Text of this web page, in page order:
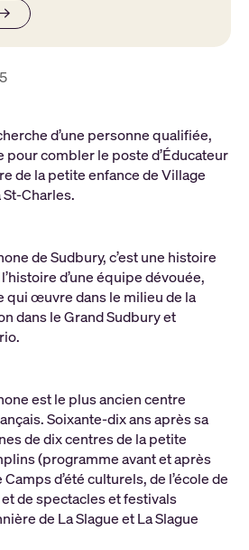
d’une personne qualifiée,
combler le poste d’Éducateur
de la petite enfance de Village
Charles.
de Sudbury, c’est une histoire
d’une équipe dévouée,
qui œuvre dans le milieu de la
dans le Grand Sudbury et
est le plus ancien centre
Soixante-dix ans après sa
de dix centres de la petite
(programme avant et après
Camps d’été culturels, de l’école de
de spectacles et festivals
de La Slague et La Slague